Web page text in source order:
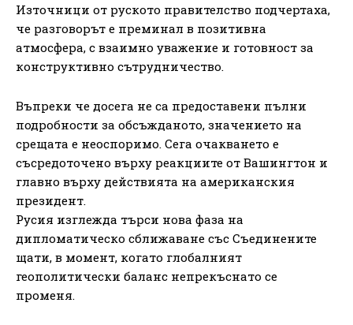
Източници от руското правителство подчертаха,
че разговорът е преминал в позитивна
атмосфера, с взаимно уважение и готовност за
конструктивно сътрудничество.
Въпреки че досега не са предоставени пълни
подробности за обсъжданото, значението на
срещата е неоспоримо. Сега очакването е
съсредоточено върху реакциите от Вашингтон и
главно върху действията на американския
президент.
Русия изглежда търси нова фаза на
дипломатическо сближаване със Съединените
щати, в момент, когато глобалният
геополитически баланс непрекъснато се
променя.